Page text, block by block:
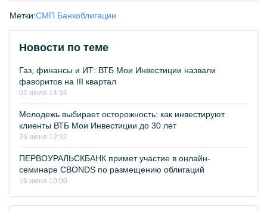
Метки:СМП Банкоблигации
Новости по теме
Газ, финансы и ИТ: ВТБ Мои Инвестиции назвали
фаворитов на III квартал
02 июля 14:34
Молодежь выбирает осторожность: как инвестируют
клиенты ВТБ Мои Инвестиции до 30 лет
26 июня 12:32
ПЕРВОУРАЛЬСКБАНК примет участие в онлайн-
семинаре CBONDS по размещению облигаций
16 июня 10:00